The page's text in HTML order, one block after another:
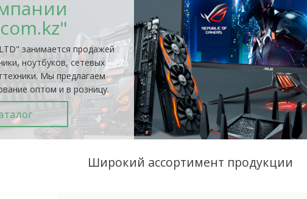
занимается продажей
ноутбуков, сетевых
Мы предлагаем
оптом и в розницу.
Широкий ассортимент продукции